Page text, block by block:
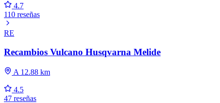
4.7
110 reseñas
RE
Recambios Vulcano Husqvarna Melide
A 12.88 km
4.5
47 reseñas